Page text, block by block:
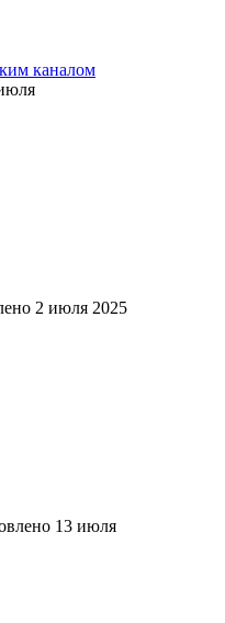
каналом
2 июля 2025
13 июля